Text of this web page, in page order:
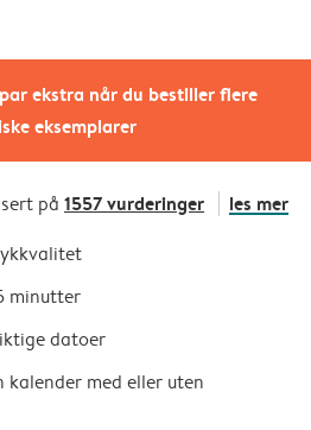
ekstra når du bestiller flere
eksemplarer
på 1557 vurderinger les mer
minutter
datoer
kalender med eller uten